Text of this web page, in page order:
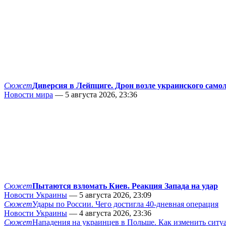
СюжетДиверсия в Лейпциге. Дрон возле украинского
Новости мира — 5 августа 2026, 23:36
СюжетПытаются взломать Киев. Реакция Запада на удар
Новости Украины — 5 августа 2026, 23:09
СюжетУдары по России. Чего достигла 40-дневная операция
Новости Украины — 4 августа 2026, 23:36
СюжетНападения на украинцев в Польше. Как изменить